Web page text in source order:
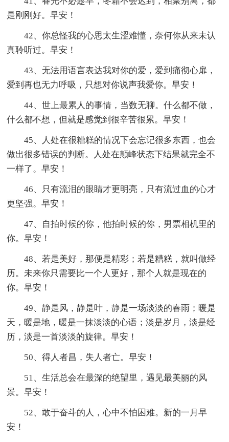
是刚刚好。早安！
42、你总怪我的心思太生涩难懂，奈何你从来未认
真聆听过。早安！
43、无法用语言表达我对你的爱，爱到痛彻心扉，
爱到再也无力呼吸，只想对你说声我爱你。早安！
44、世上最累人的事情，当数无聊。什么都不做，
什么都不想，但就是感觉到很辛苦很累。早安！
45、人处在很糟糕的情况下会忘记很多东西，也会
做出很多错误的判断。人处在颠峰状态下结果就完全不
一样了。早安！
46、只有流泪的眼睛才更明亮，只有流过血的心才
更坚强。早安！
47、自拍时候的你，他拍时候的你，男票相机里的
你。早安！
48、若是美好，那便是精彩；若是糟糕，就叫做经
历。未来你只需要比一个人更好，那个人就是现在的
你。早安！
49、静是风，静是叶，静是一场淡淡的春雨；暖是
天，暖是地，暖是一抹淡淡的心语；淡是岁月，淡是经
历，淡是一首淡淡的旋律。早安！
50、得人者昌，失人者亡。早安！
51、生活总会在最深的绝望里，遇见最美丽的风
景。早安！
52、敢于奋斗的人，心中不怕困难。新的一月早
安！